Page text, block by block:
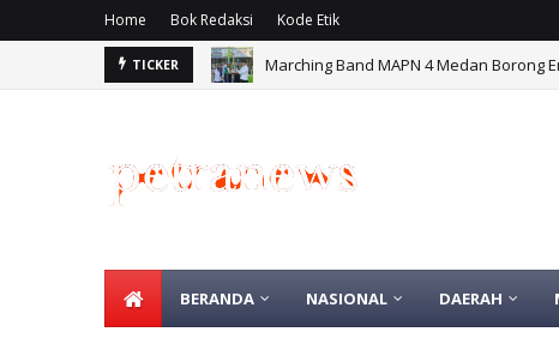
Home Bok Redaksi Kode Etik
TICKER Marching Band MAPN 4 Medan Borong
BERANDA NASIONAL DAERAH